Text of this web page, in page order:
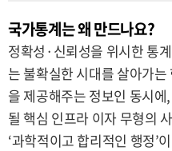
국가통계는 왜 만드나요?
정확성·신뢰성을 위시한 통
는 불확실한 시대를 살아가
을 제공해주는 정보인 동시
될 핵심 인프라 이자 무형의
‘과학적이고 합리적인 행정’